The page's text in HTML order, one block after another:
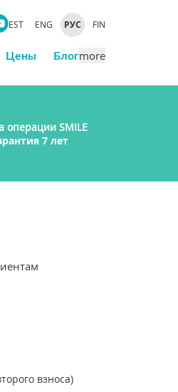
EST ENG РУС FIN
Цены Блогmore
операции SMILE
7 лет
взноса)